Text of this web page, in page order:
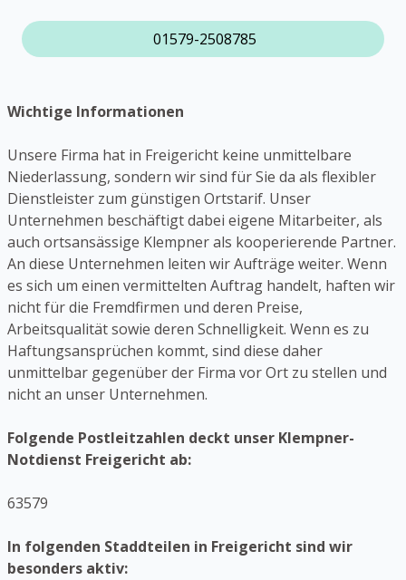
01579-2508785
Wichtige Informationen
Unsere Firma hat in Freigericht keine unmittelbare
Niederlassung, sondern wir sind für Sie da als flexibler
Dienstleister zum günstigen Ortstarif. Unser
Unternehmen beschäftigt dabei eigene Mitarbeiter, als
auch ortsansässige Klempner als kooperierende Partner.
An diese Unternehmen leiten wir Aufträge weiter. Wenn
es sich um einen vermittelten Auftrag handelt, haften wir
nicht für die Fremdfirmen und deren Preise,
Arbeitsqualität sowie deren Schnelligkeit. Wenn es zu
Haftungsansprüchen kommt, sind diese daher
unmittelbar gegenüber der Firma vor Ort zu stellen und
nicht an unser Unternehmen.
Folgende Postleitzahlen deckt unser Klempner-
Notdienst Freigericht ab:
63579
In folgenden Staddteilen in Freigericht sind wir
besonders aktiv: